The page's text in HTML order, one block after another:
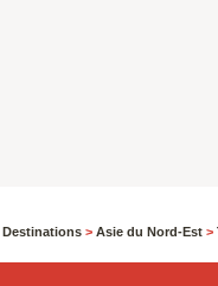
Destinations > Asie du Nord-Est >